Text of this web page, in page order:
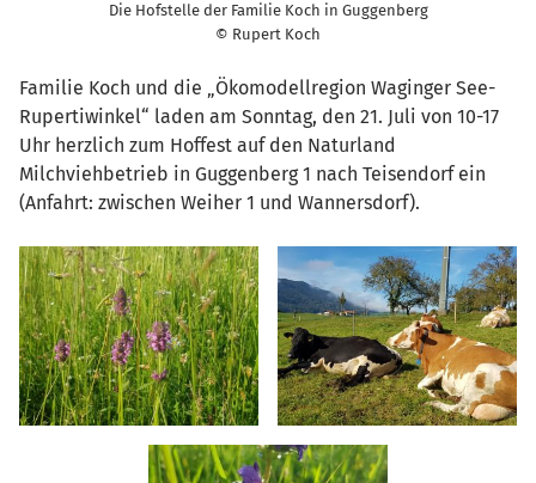
Die Hofstelle der Familie Koch in Guggenberg
© Rupert Koch
Familie Koch und die „Ökomodellregion Waginger See-
Rupertiwinkel“ laden am Sonntag, den 21. Juli von 10-17
Uhr herzlich zum Hoffest auf den Naturland
Milchviehbetrieb in Guggenberg 1 nach Teisendorf ein
(Anfahrt: zwischen Weiher 1 und Wannersdorf).